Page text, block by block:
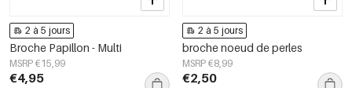
2 à 5 jours
Broche Papillon - Multi
MSRP €15,99
€4,95
2 à 5 jours
broche noeud de perles
MSRP €8,99
€2,50